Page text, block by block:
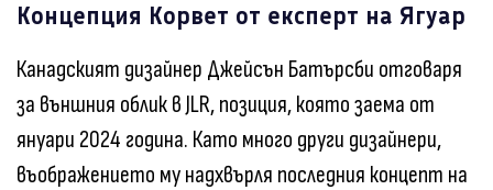
Концепция Корвет от експерт на Ягуар
Канадският дизайнер Джейсън Батърсби отговаря
за външния облик в JLR, позиция, която заема от
януари 2024 година. Като много други дизайнери,
въображението му надхвърля последния концепт на